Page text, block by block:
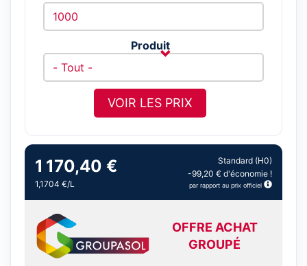
Produit
VOIR LES PRIX
1 170,40 €
1,1704 €/L
Standard (H0)
-99,20 € d'économie !
par rapport au prix officiel
OFFRE ACHAT
GROUPÉ